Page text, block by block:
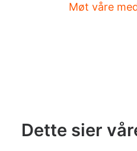
Møt våre
Dette sier